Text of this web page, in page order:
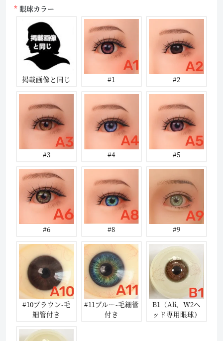
眼球カラー
掲載画像と同じ #1 #2
#3 #4 #5
#6 #8 #9
#10ブラウン-毛
細管付き
#11ブルー-毛細管
付き
B1（Ali、W2ヘ
ッド専用眼球）